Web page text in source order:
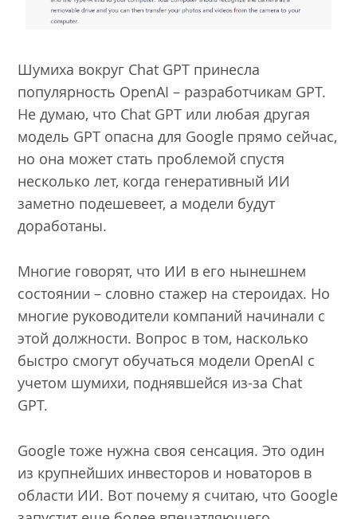
Шумиха вокруг Chat GPT принесла
популярность OpenAI – разработчикам GPT.
Не думаю, что Chat GPT или любая другая
модель GPT опасна для Google прямо сейчас,
но она может стать проблемой спустя
несколько лет, когда генеративный ИИ
заметно подешевеет, а модели будут
доработаны.
Многие говорят, что ИИ в его нынешнем
состоянии – словно стажер на стероидах. Но
многие руководители компаний начинали с
этой должности. Вопрос в том, насколько
быстро смогут обучаться модели OpenAI с
учетом шумихи, поднявшейся из-за Chat
GPT.
Google тоже нужна своя сенсация. Это один
из крупнейших инвесторов и новаторов в
области ИИ. Вот почему я считаю, что Google